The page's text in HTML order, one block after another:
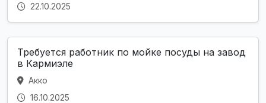
22.10.2025
Требуется работник по мойке посуды на завод
в Кармиэле
Акко
16.10.2025